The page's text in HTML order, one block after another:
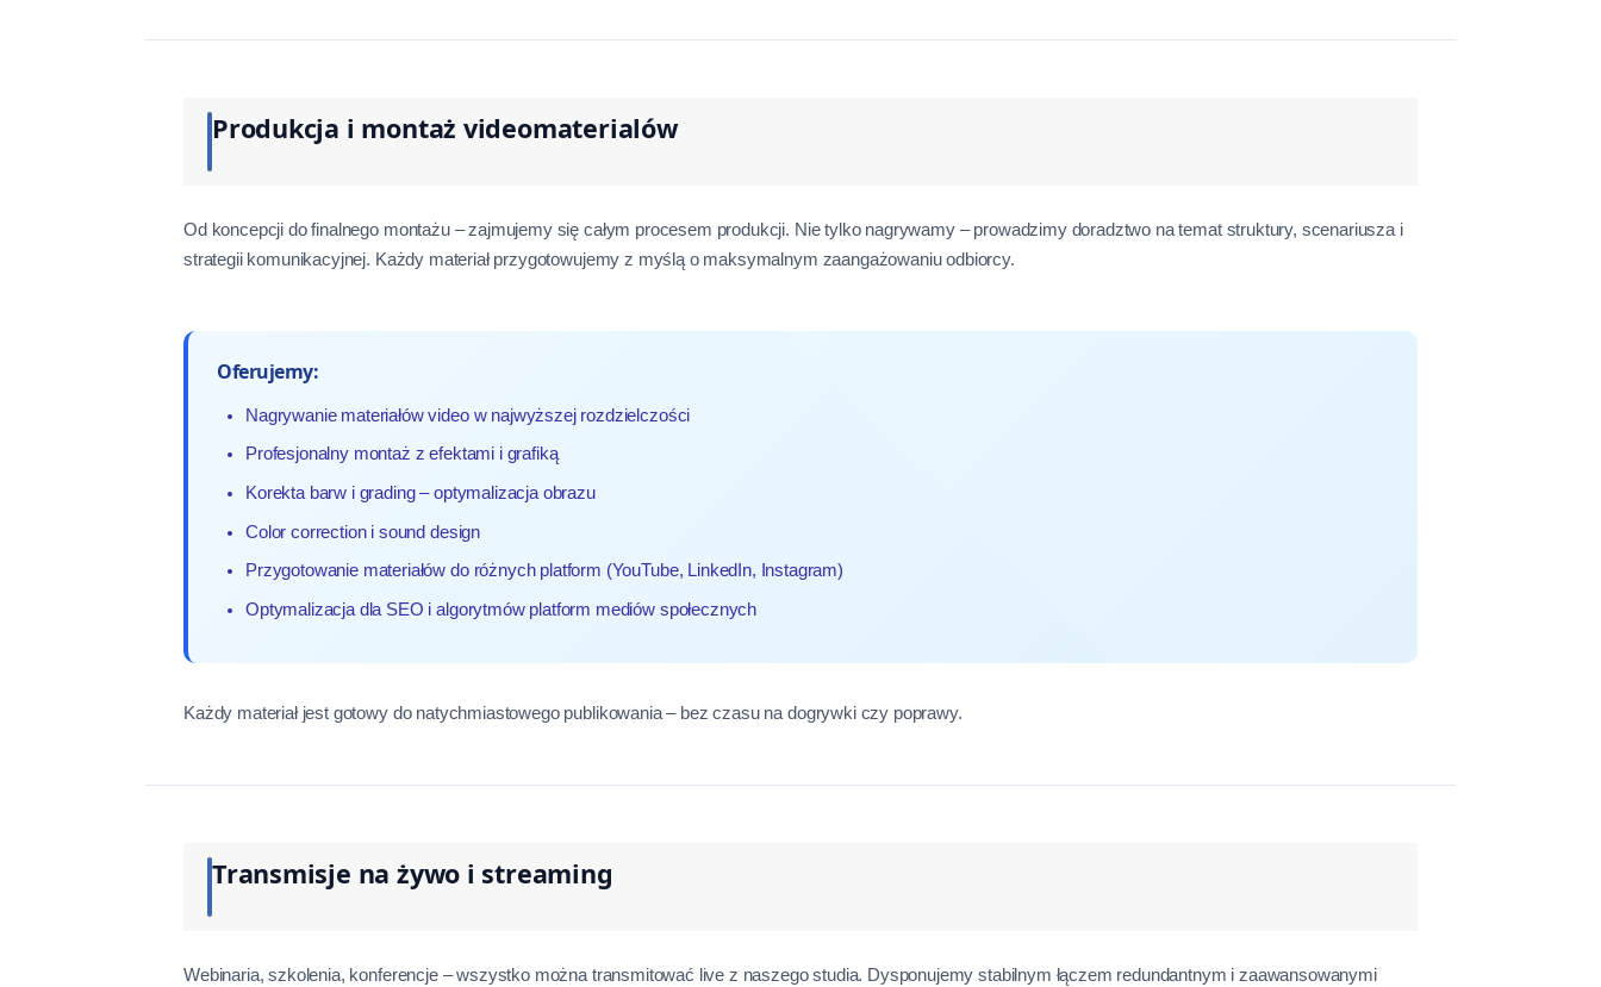
Produkcja i montaż videomaterialów
Od koncepcji do finalnego montażu – zajmujemy się całym procesem produkcji. Nie tylko nagrywamy – prowadzimy doradztwo na temat struktury, scenariusza i
strategii komunikacyjnej. Każdy materiał przygotowujemy z myślą o maksymalnym zaangażowaniu odbiorcy.
Oferujemy:
Nagrywanie materiałów video w najwyższej rozdzielczości
Profesjonalny montaż z efektami i grafiką
Korekta barw i grading – optymalizacja obrazu
Color correction i sound design
Przygotowanie materiałów do różnych platform (YouTube, LinkedIn, Instagram)
Optymalizacja dla SEO i algorytmów platform mediów społecznych
Każdy materiał jest gotowy do natychmiastowego publikowania – bez czasu na dogrywki czy poprawy.
Transmisje na żywo i streaming
Webinaria, szkolenia, konferencje – wszystko można transmitować live z naszego studia. Dysponujemy stabilnym łączem redundantnym i zaawansowanymi